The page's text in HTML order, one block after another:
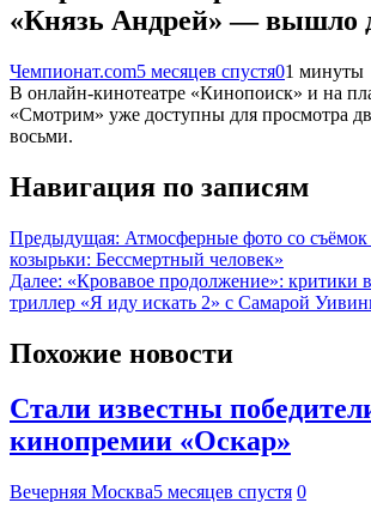
«Князь Андрей» — вышло
Чемпионат.com5 месяцев спустя01 минуты
В онлайн-кинотеатре «Кинопоиск» и на
«Смотрим» уже доступны для просмотра
восьми.
Навигация по записям
Предыдущая: Атмосферные фото со
козырьки: Бессмертный человек»
Далее: «Кровавое продолжение»: критики
триллер «Я иду искать 2» с Самарой
Похожие новости
Стали известны
кинопремии «Оскар»
Вечерняя Москва5 месяцев спустя 0